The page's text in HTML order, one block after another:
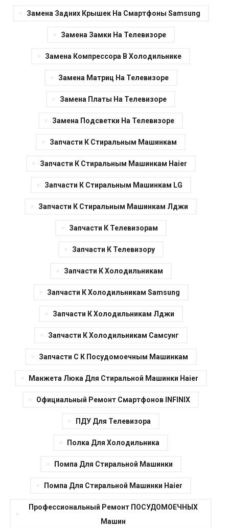
Замена Задних Крышек На Смартфоны Samsung
Замена Замки На Телевизоре
Замена Компрессора В Холодильнике
Замена Матриц На Телевизоре
Замена Платы На Телевизоре
Замена Подсветки На Телевизоре
Запчасти К Стиральным Машинкам
Запчасти К Стиральным Машинкам Haier
Запчасти К Стиральным Машинкам LG
Запчасти К Стиральным Машинкам Лджи
Запчасти К Телевизорам
Запчасти К Телевизору
Запчасти К Холодильникам
Запчасти К Холодильникам Samsung
Запчасти К Холодильникам Лджи
Запчасти К Холодильникам Самсунг
Запчасти С К Посудомоечным Машинкам
Манжета Люка Для Стиральной Машинки Haier
Официальный Ремонт Смартфонов INFINIX
ПДУ Для Телевизора
Полка Для Холодильника
Помпа Для Стиральной Машинки
Помпа Для Стиральной Машинки Haier
Прoфeccиональный Ремонт ПОСУДОМОЕЧHЫХ
Мaшин